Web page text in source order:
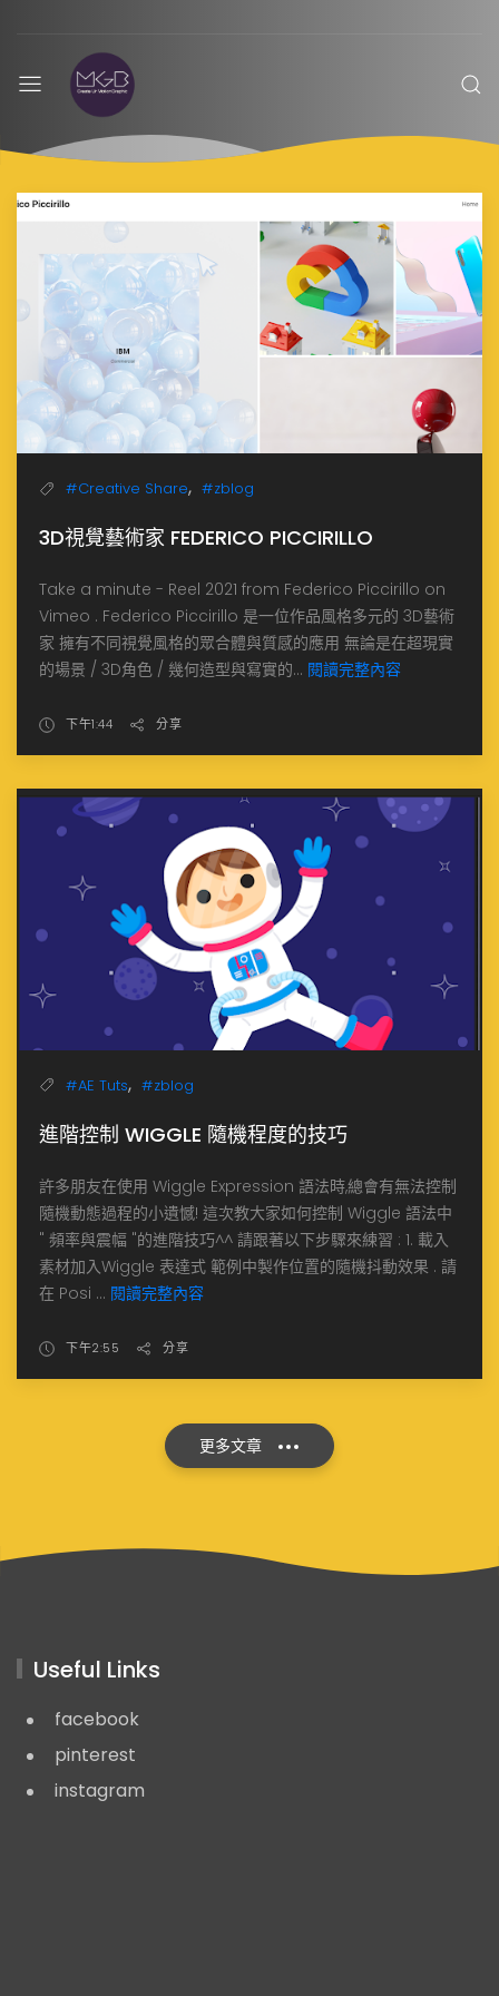
MGBoom
#Creative Share, #zblog
3D視覺藝術家 FEDERICO PICCIRILLO
Take a minute - Reel 2021 from Federico Piccirillo on
Vimeo . Federico Piccirillo 是一位作品風格多元的 3D藝術
家 擁有不同視覺風格的眾合體與質感的應用 無論是在超現實
的場景 / 3D角色 / 幾何造型與寫實的... 閱讀完整內容
下午1:44 分享
#AE Tuts, #zblog
進階控制 WIGGLE 隨機程度的技巧
許多朋友在使用 Wiggle Expression 語法時,總會有無法控制
隨機動態過程的小遺憾! 這次教大家如何控制 Wiggle 語法中
" 頻率與震幅 "的進階技巧^^ 請跟著以下步驟來練習 : 1. 載入
素材加入Wiggle 表達式 範例中製作位置的隨機抖動效果 . 請
在 Posi ... 閱讀完整內容
下午2:55 分享
更多文章
Useful Links
facebook
pinterest
instagram